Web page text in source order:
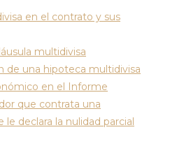
en el contrato y sus
multidivisa
de una hipoteca multidivisa
en el Informe
que contrata una
declara la nulidad parcial